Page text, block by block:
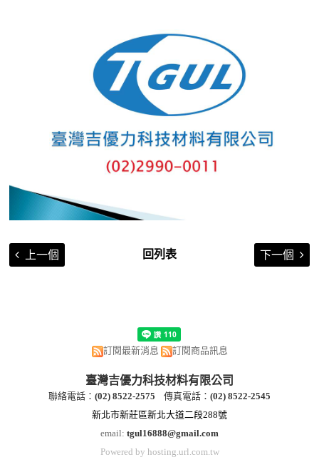
上一個 回列表 下一個
訂閱最新消息 訂閱商品訊息
臺灣吉優力科技材料有限公司
聯絡電話： (02) 8522-2575 傳真電話： (02) 8522-2545
新北市新莊區新北大道二段288號
email: tgul16888@gmail.com
Powered by hosting.url.com.tw